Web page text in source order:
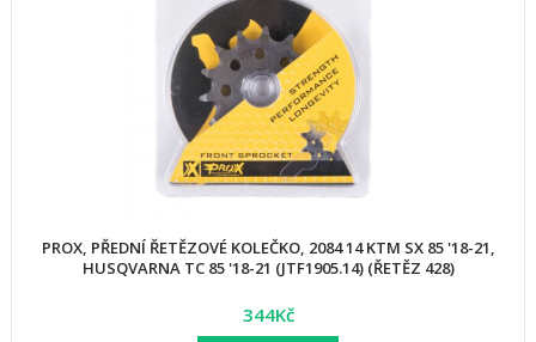
PROX, PŘEDNÍ ŘETĚZOVÉ KOLEČKO, 2084 14 KTM SX 85 '18-21,
HUSQVARNA TC 85 '18-21 (JTF1905.14) (ŘETĚZ 428)
344Kč